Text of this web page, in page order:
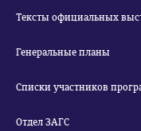
Тексты официальных
Генеральные планы
Списки участников
Отдел ЗАГС